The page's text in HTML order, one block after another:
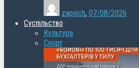
zapsich, 07/08/2026
Суспільство
Культура
Спорт